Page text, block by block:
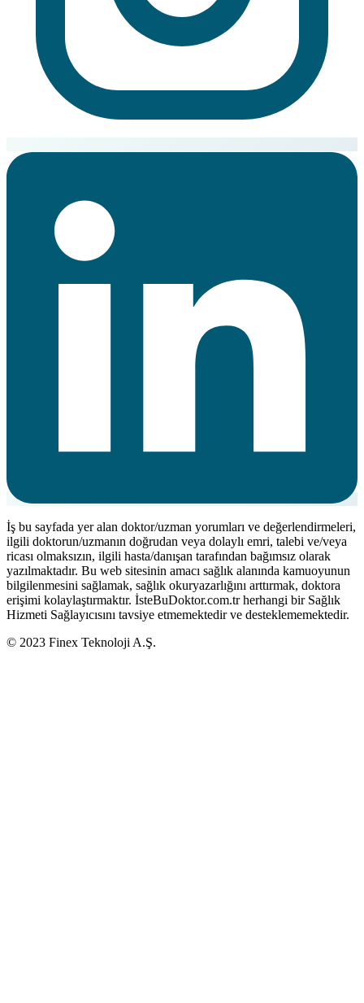
İş bu sayfada yer alan doktor/uzman yorumları ve değerlendirmeleri,
ilgili doktorun/uzmanın doğrudan veya dolaylı emri, talebi ve/veya
ricası olmaksızın, ilgili hasta/danışan tarafından bağımsız olarak
yazılmaktadır. Bu web sitesinin amacı sağlık alanında kamuoyunun
bilgilenmesini sağlamak, sağlık okuryazarlığını arttırmak, doktora
erişimi kolaylaştırmaktır. İsteBuDoktor.com.tr herhangi bir Sağlık
Hizmeti Sağlayıcısını tavsiye etmemektedir ve desteklememektedir.
© 2023 Finex Teknoloji A.Ş.